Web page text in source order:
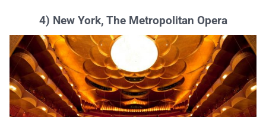
4) New York, The Metropolitan Opera